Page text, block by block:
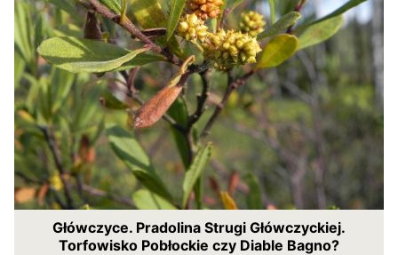
Główczyce. Pradolina Strugi Główczyckiej.
Torfowisko Pobłockie czy Diable Bagno?